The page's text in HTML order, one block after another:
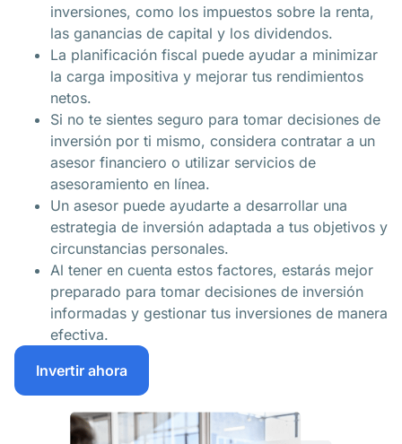
inversiones, como los impuestos sobre la renta,
las ganancias de capital y los dividendos.
La planificación fiscal puede ayudar a minimizar
la carga impositiva y mejorar tus rendimientos
netos.
Si no te sientes seguro para tomar decisiones de
inversión por ti mismo, considera contratar a un
asesor financiero o utilizar servicios de
asesoramiento en línea.
Un asesor puede ayudarte a desarrollar una
estrategia de inversión adaptada a tus objetivos y
circunstancias personales.
Al tener en cuenta estos factores, estarás mejor
preparado para tomar decisiones de inversión
informadas y gestionar tus inversiones de manera
efectiva.
Invertir ahora